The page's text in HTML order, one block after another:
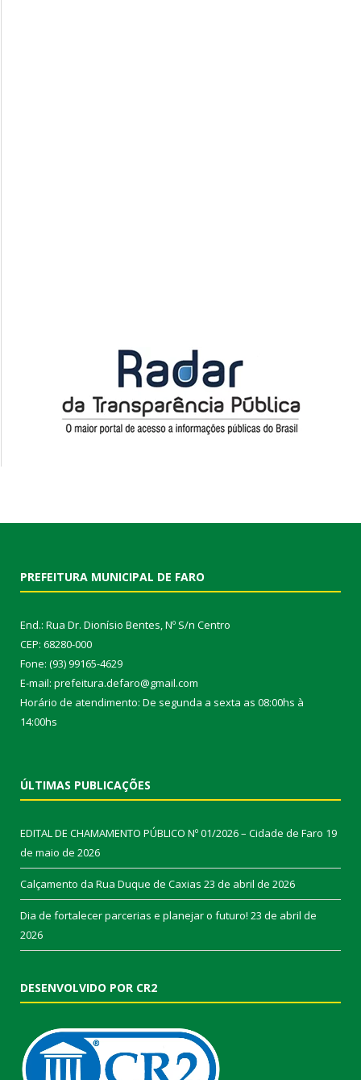
PREFEITURA MUNICIPAL DE FARO
End.: Rua Dr. Dionísio Bentes, Nº S/n Centro
CEP: 68280-000
Fone: (93) 99165-4629
E-mail: prefeitura.defaro@gmail.com
Horário de atendimento: De segunda a sexta as 08:00hs à
14:00hs
ÚLTIMAS PUBLICAÇÕES
EDITAL DE CHAMAMENTO PÚBLICO Nº 01/2026 – Cidade de Faro 19
de maio de 2026
Calçamento da Rua Duque de Caxias 23 de abril de 2026
Dia de fortalecer parcerias e planejar o futuro! 23 de abril de
2026
DESENVOLVIDO POR CR2